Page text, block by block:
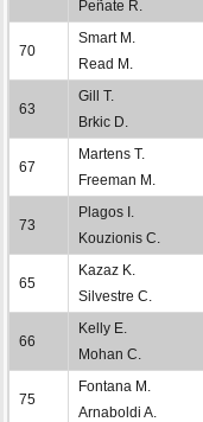
Peñate R.
70
Smart M.
Read M.
63
Gill T.
Brkic D.
67
Martens T.
Freeman M.
73
Plagos I.
Kouzionis C.
65
Kazaz K.
Silvestre C.
66
Kelly E.
Mohan C.
75
Fontana M.
Arnaboldi A.